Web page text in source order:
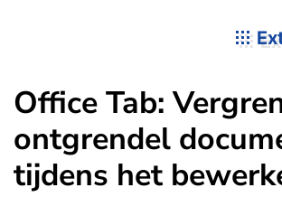
Office Tab:
ontgrendel
tijdens het